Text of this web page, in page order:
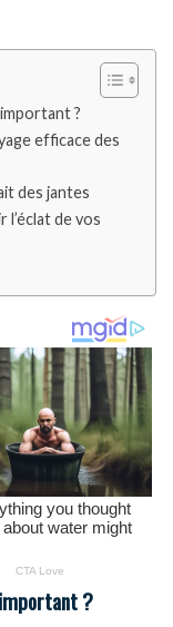
?
efficace des
des jantes
de vos
?